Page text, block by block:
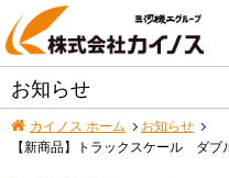
お知らせ
カイノス ホーム
お知らせ
【新商品】トラックスケール ダブ